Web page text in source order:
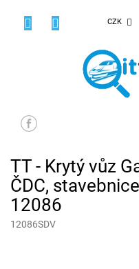
CZK
TT - Krytý vůz
ČDC,
12086
12086SDV